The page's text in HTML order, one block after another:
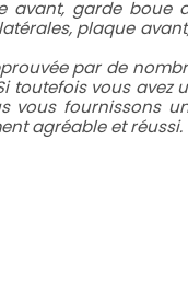
avant, garde boue
plaque
par de
toutefois vous avez
vous fournissons
agréable et réussi.